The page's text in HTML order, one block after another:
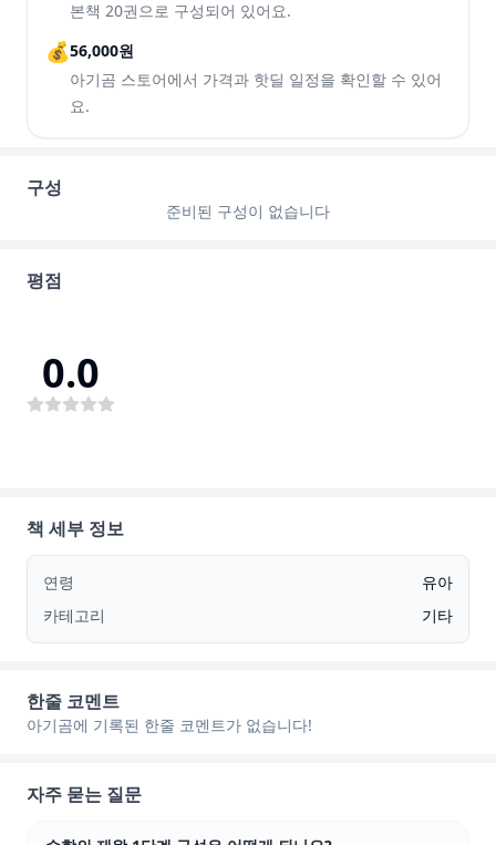
본책 20권으로 구성되어 있어요.
💰56,000원
아기곰 스토어에서 가격과 핫딜 일정을 확인할 수 있어
요.
구성
준비된 구성이 없습니다
평점
0.0
책 세부 정보
연령
유아
카테고리
기타
한줄 코멘트
아기곰에 기록된 한줄 코멘트가 없습니다!
자주 묻는 질문